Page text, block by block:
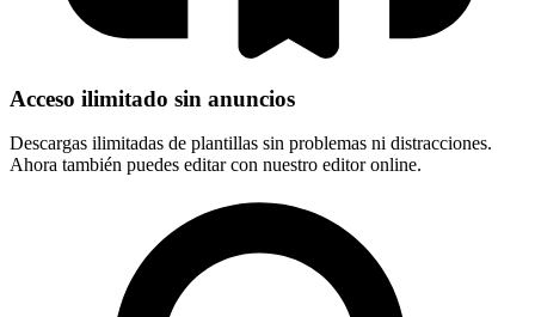
Acceso ilimitado sin anuncios
Descargas ilimitadas de plantillas sin problemas ni distracciones.
Ahora también puedes editar con nuestro editor online.